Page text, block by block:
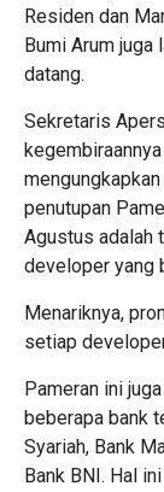
Residen dan
Bumi Arum juga
datang.
Sekretaris
penutupan
Agustus adalah
developer yang
Menariknya,
setiap
Pameran ini
beberapa bank
Syariah, Bank
Bank BNI. Hal